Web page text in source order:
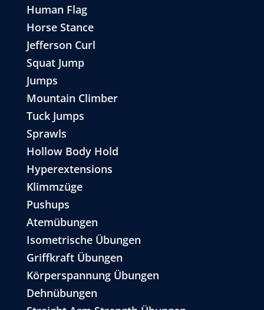
Human Flag
Horse Stance
Jefferson Curl
Squat Jump
Jumps
Mountain Climber
Tuck Jumps
Sprawls
Hollow Body Hold
Hyperextensions
Klimmzüge
Pushups
Atemübungen
Isometrische Übungen
Griffkraft Übungen
Körperspannung Übungen
Dehnübungen